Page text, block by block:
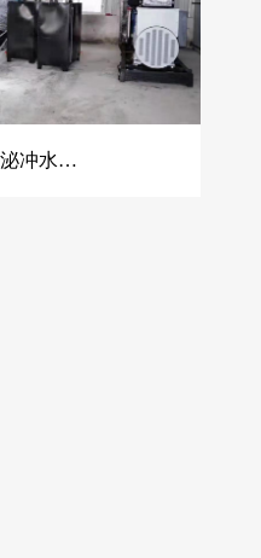
佛山南海泌冲水泥混凝土公司2台500KW玉柴发电机组